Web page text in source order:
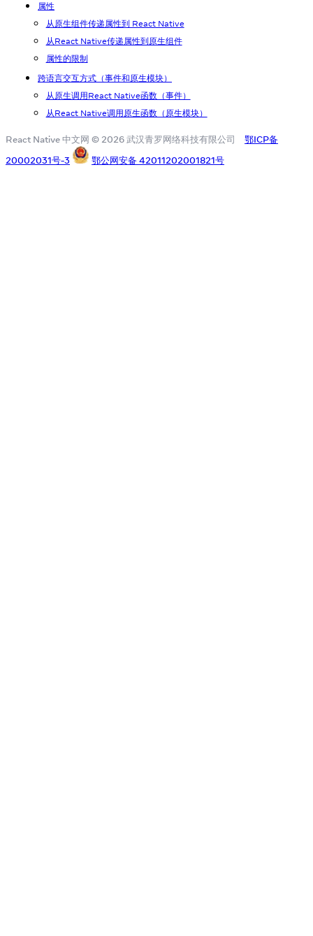
属性
从原生组件传递属性到 React Native
从React Native传递属性到原生组件
属性的限制
跨语言交互方式（事件和原生模块）
从原生调用React Native函数（事件）
从React Native调用原生函数（原生模块）
React Native 中文网 © 2026 武汉青罗网络科技有限公司
鄂ICP备
20002031号-3
鄂公网安备 42011202001821号